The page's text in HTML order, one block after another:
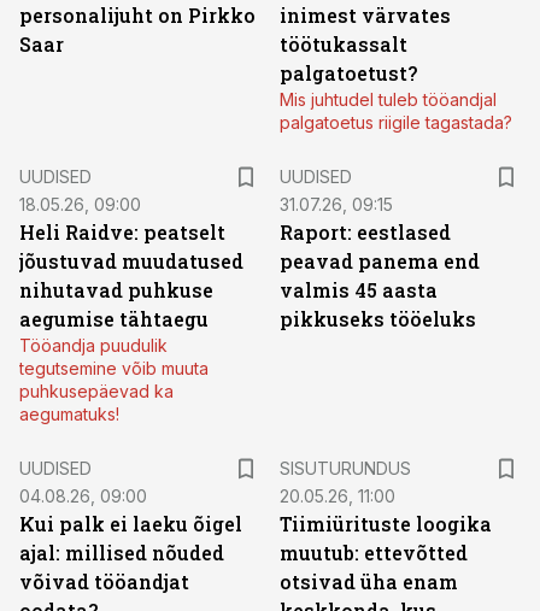
personalijuht on Pirkko
Saar
inimest värvates
töötukassalt
palgatoetust?
Mis juhtudel tuleb tööandjal
palgatoetus riigile tagastada?
UUDISED
18.05.26, 09:00
Heli Raidve: peatselt
jõustuvad muudatused
nihutavad puhkuse
aegumise tähtaegu
Tööandja puudulik
tegutsemine võib muuta
puhkusepäevad ka
aegumatuks!
UUDISED
31.07.26, 09:15
Raport: eestlased
peavad panema end
valmis 45 aasta
pikkuseks tööeluks
UUDISED
04.08.26, 09:00
Kui palk ei laeku õigel
ajal: millised nõuded
võivad tööandjat
SISUTURUNDUS
20.05.26, 11:00
Tiimiürituste loogika
muutub: ettevõtted
otsivad üha enam